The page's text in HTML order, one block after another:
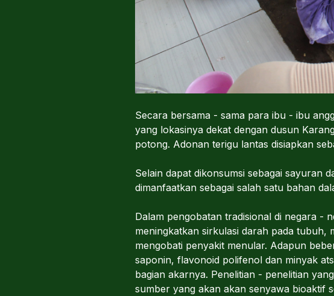
Secara bersama - sama para ibu - ibu
yang lokasinya dekat dengan dusun
potong. Adonan terigu lantas disiapkan
Selain dapat dikonsumsi sebagai sayuran
dimanfaatkan sebagai salah satu bahan
Dalam pengobatan tradisional di negara -
meningkatkan sirkulasi darah pada
mengobati penyakit menular. Adapun
saponin, flavonoid polifenol dan minyak
bagian akarnya. Penelitian - penelitian
sumber yang akan akan senyawa bioaktif